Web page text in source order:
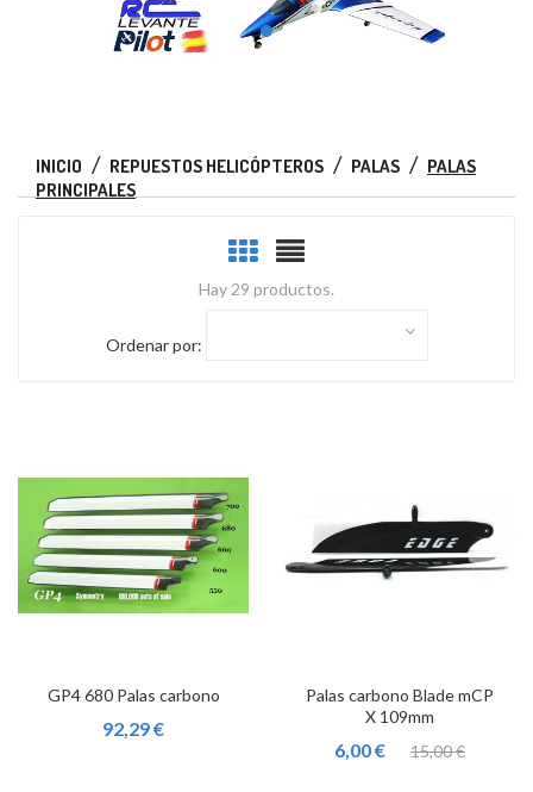
INICIO REPUESTOS HELICÓPTEROS PALAS
PALAS
PRINCIPALES
Hay 29 productos.
Ordenar por:
GP4 680 Palas carbono
92,29 €
Palas carbono Blade mCP
X 109mm
6,00 € 15,00 €